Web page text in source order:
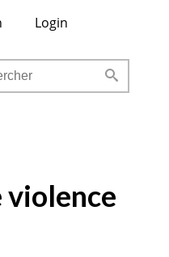
Login
violence